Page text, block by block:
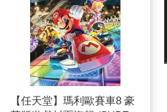
【任天堂】瑪利歐賽車8 豪